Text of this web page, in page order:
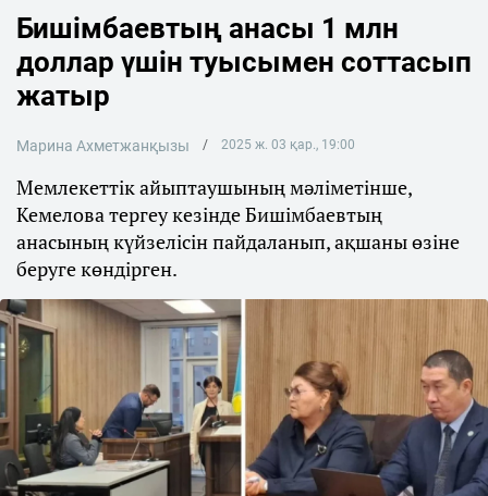
Бишімбаевтың анасы 1 млн
доллар үшін туысымен соттасып
жатыр
Марина Ахметжанқызы 2025 ж. 03 қар., 19:00
Мемлекеттік айыптаушының мәліметінше,
Кемелова тергеу кезінде Бишімбаевтың
анасының күйзелісін пайдаланып, ақшаны өзіне
беруге көндірген.